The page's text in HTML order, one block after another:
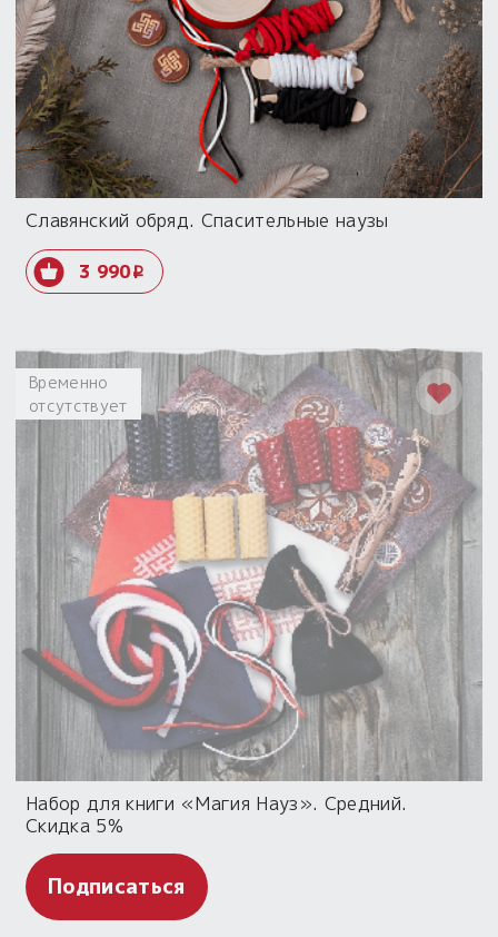
Славянский обряд. Спасительные наузы
3 990i
Временно
отсутствует
Набор для книги «Магия Науз». Средний.
Скидка 5%
Подписаться